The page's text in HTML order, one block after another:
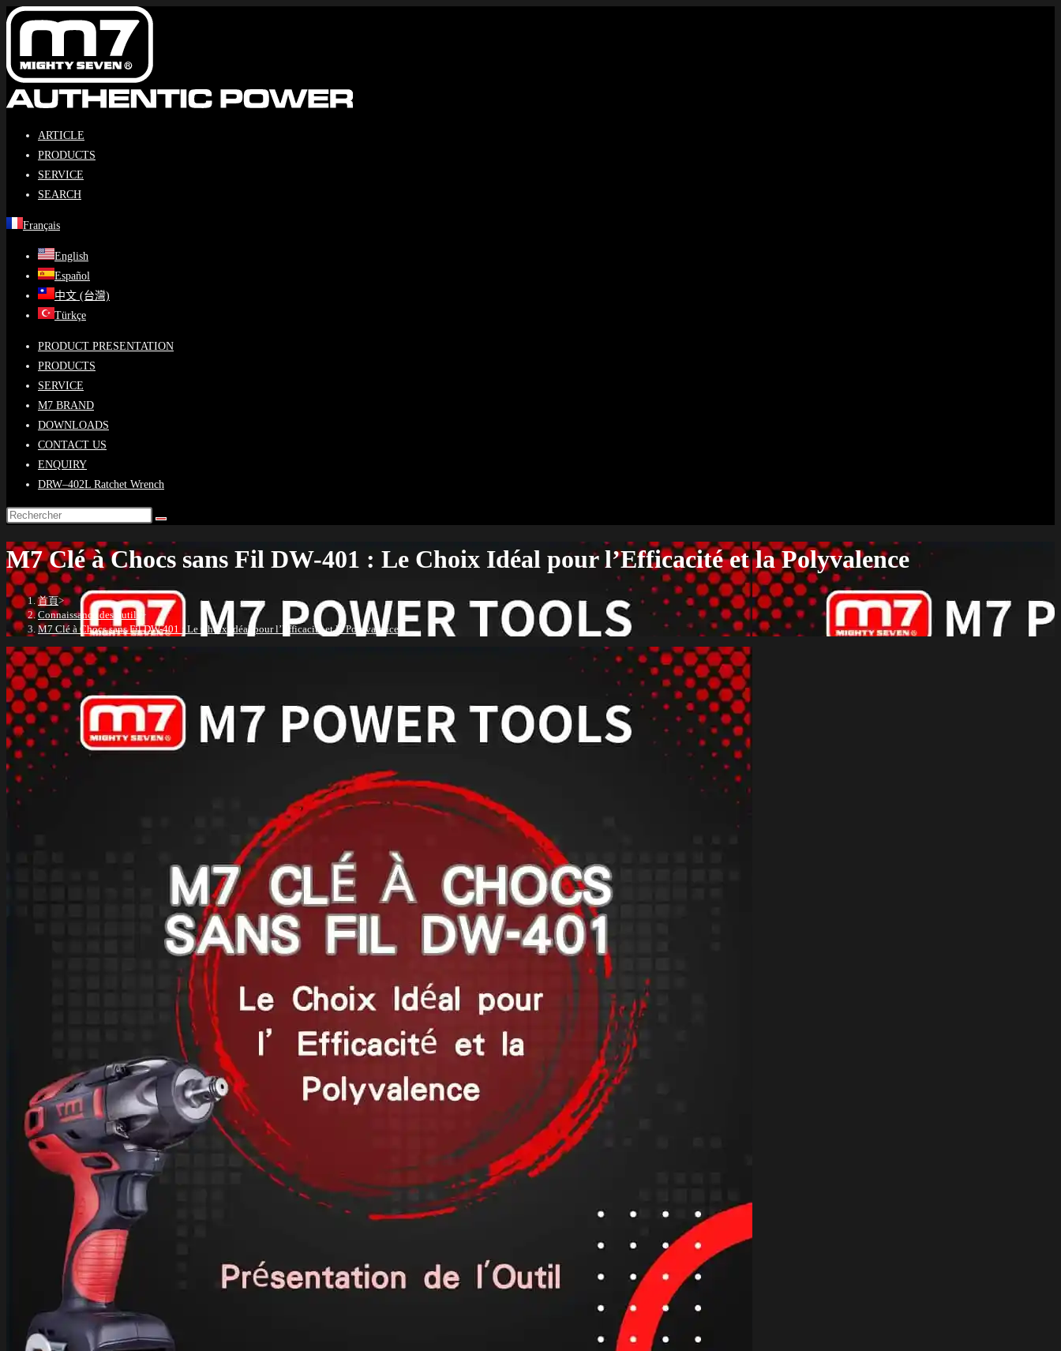
Skip
content
ARTICLE
PRODUCTS
SERVICE
SEARCH
Français
English
Español
中文 (台灣)
Türkçe
PRODUCT PRESENTATION
PRODUCTS
SERVICE
M7 BRAND
DOWNLOADS
CONTACT US
ENQUIRY
DRW–402L Ratchet Wrench
M7 Clé à Chocs sans Fil DW-401 : Le Choix Idéal pour l’Efficacité et la Polyvalence
首頁>
Connaissance des outils >
M7 Clé à Chocs sans Fil DW-401 : Le Choix Idéal pour l’Efficacité et la Polyvalence